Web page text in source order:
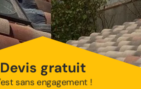
Devis gratuit
sans engagement !